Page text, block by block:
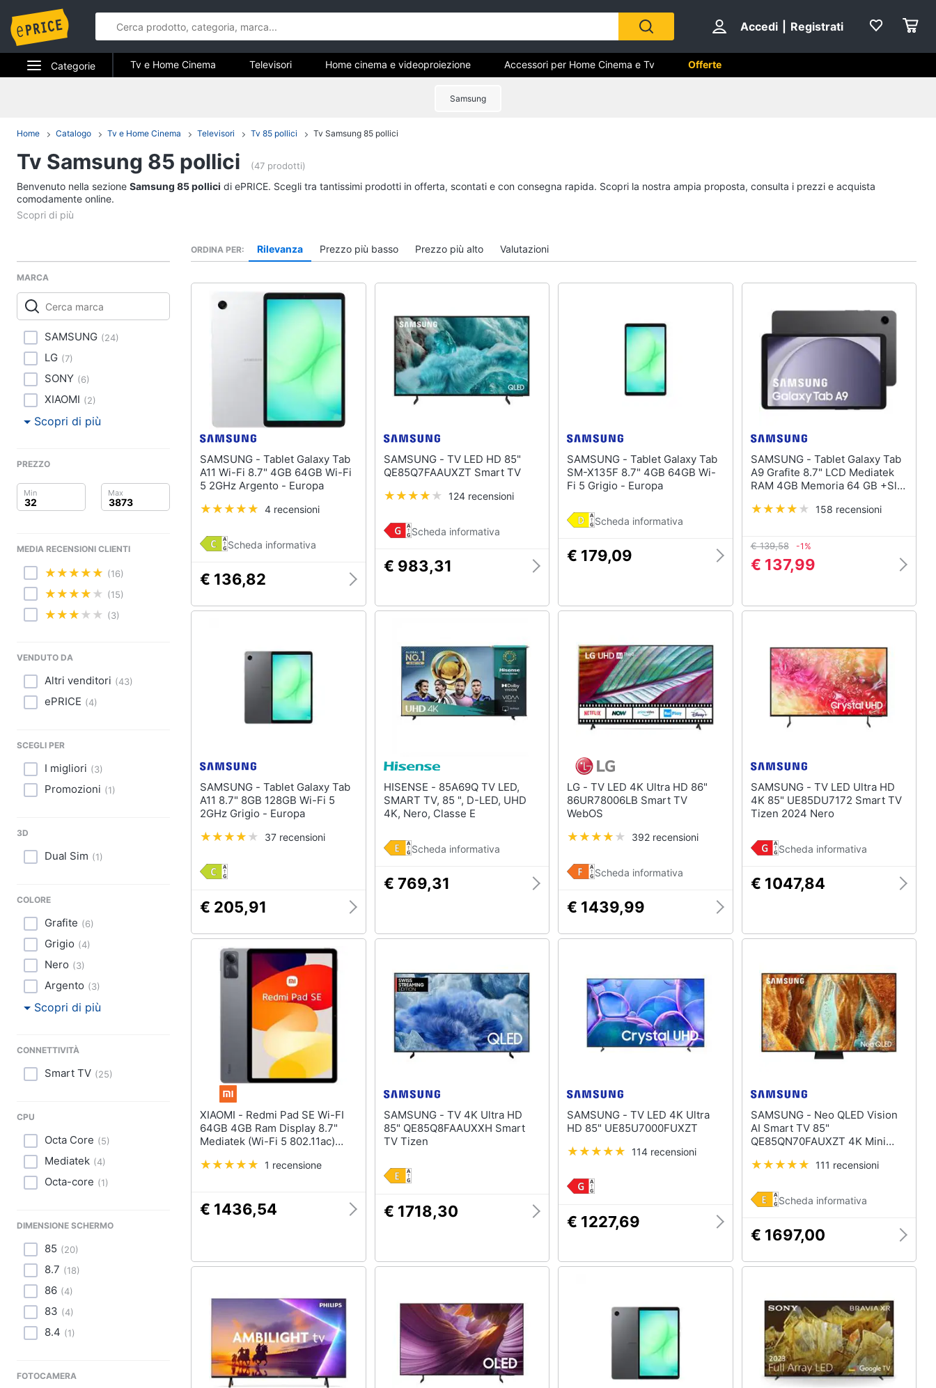
Accedi Registrati
Categorie
Telefonia
Tv e Home Cinema
Smart home
Clima
Arredo
Brico e Giardinaggio
Salute e igiene
Prima infanzia
Abbigliamento
Animali
Motori
Festività e ricorrenze
Promozioni
Televisori
Offerte TV
Vedi tutti
Home cinema e
Soundbar
Vedi tutti
Antenne e Parabole
Vedi tutti
Tv e Home Cinema Televisori Home cinema e videoproiezione Accessori per Home Cinema e Tv Offerte
Samsung
Home Catalogo Tv e Home Cinema Televisori Tv 85 pollici Tv Samsung 85 pollici
Tv Samsung 85 pollici (47 prodotti)
Benvenuto nella sezione Samsung 85 pollici di ePRICE. Scegli tra tantissimi prodotti in offerta, scontati e con consegna rapida. Scopri la nostra ampia proposta, consulta i prezzi e acquista
comodamente online.
MARCA
SAMSUNG (24)
LG (7)
SONY (6)
XIAOMI (2)
Scopri di più
PREZZO
MEDIA RECENSIONI CLIENTI
(16)
(15)
(3)
VENDUTO DA
Altri venditori (43)
ePRICE (4)
SCEGLI PER
I migliori (3)
Promozioni (1)
3D
Dual Sim (1)
COLORE
Grafite (6)
Grigio (4)
Nero (3)
Argento (3)
Scopri di più
CONNETTIVITÀ
Smart TV (25)
CPU
Octa Core (5)
Mediatek (4)
Octa-core (1)
DIMENSIONE SCHERMO
85 (20)
8.7 (18)
86 (4)
83 (4)
8.4 (1)
FOTOCAMERA
ORDINA PER Rilevanza Prezzo più basso Prezzo più alto Valutazioni
SAMSUNG - Tablet Galaxy Tab
A11 Wi-Fi 8.7" 4GB 64GB Wi-Fi
5 2GHz Argento - Europa
4 recensioni
Scheda informativa
€ 136,82
SAMSUNG - TV LED HD 85"
QE85Q7FAAUXZT Smart TV
124 recensioni
Scheda informativa
€ 983,31
SAMSUNG - Tablet Galaxy Tab
SM-X135F 8.7" 4GB 64GB Wi-
Fi 5 Grigio - Europa
Scheda informativa
€ 179,09
SAMSUNG - Tablet Galaxy Tab
A9 Grafite 8.7" LCD Mediatek
RAM 4GB Memoria 64 GB +Slot
8Mpx Android 13 -158 recensioni
€ 139,58 -1%
€ 137,99
SAMSUNG - Tablet Galaxy Tab
A11 8.7" 8GB 128GB Wi-Fi 5
2GHz Grigio - Europa
37 recensioni
€ 205,91
HISENSE - 85A69Q TV LED,
SMART TV, 85 ", D-LED, UHD
4K, Nero, Classe E
Scheda informativa
€ 769,31
LG - TV LED 4K Ultra HD 86"
86UR78006LB Smart TV
WebOS
392 recensioni
Scheda informativa
€ 1439,99
SAMSUNG - TV LED Ultra HD
4K 85" UE85DU7172 Smart TV
Tizen 2024 Nero
Scheda informativa
€ 1047,84
XIAOMI - Redmi Pad SE Wi-FI
64GB 4GB Ram Display 8.7"
Mediatek (Wi-Fi 5 802.11ac)
Grey
1 recensione
€ 1436,54
SAMSUNG - TV 4K Ultra HD
85" QE85Q8FAAUXXH Smart
TV Tizen
€ 1718,30
SAMSUNG - TV LED 4K Ultra
HD 85" UE85U7000FUXZT
114 recensioni
€ 1227,69
SAMSUNG - Neo QLED Vision
AI Smart TV 85"
QE85QN70FAUXZT 4K Mini
4K AI Upscaling, Motion
Quantum HDR, OTS Lite,
AirSlim Design, 2025
111 recensioni
Scheda informativa
€ 1697,00